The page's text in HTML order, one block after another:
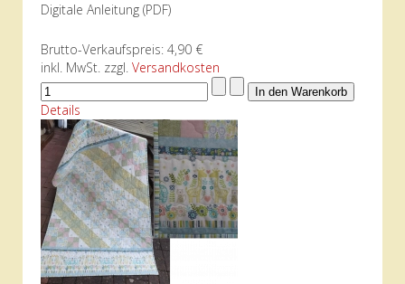
Digitale Anleitung (PDF)
Brutto-Verkaufspreis: 4,90 €
inkl. MwSt. zzgl. Versandkosten
Details